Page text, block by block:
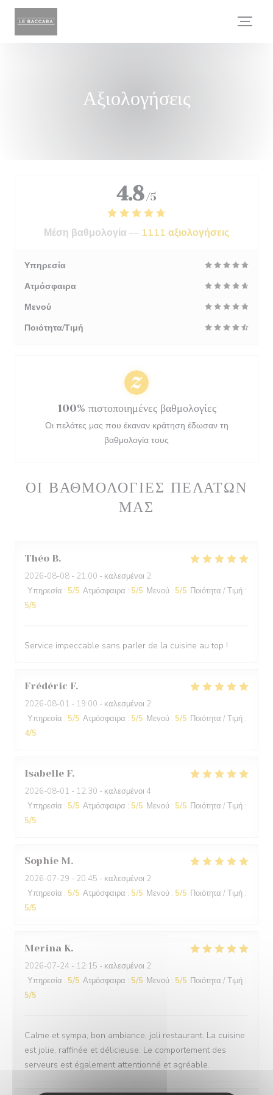
Πίνακας διαχείρισης "Μπισκότων" (Cookies)
Αξιολογήσεις
ΟΙ ΒΑΘΜΟΛΟΓΊΕΣ ΠΕΛΑΤΏΝ
ΜΑΣ
Théo B
2026-08-08 - 21:00 - καλεσμένοι 2
Υπηρεσία : 5/5 Ατμόσφαιρα : 5/5 Μενού : 5/5 Ποιότητα / Τιμή :
5/5
Service impeccable sans parler de la cuisine au top !
Frédéric F
2026-08-01 - 19:00 - καλεσμένοι 2
Υπηρεσία : 5/5 Ατμόσφαιρα : 5/5 Μενού : 5/5 Ποιότητα / Τιμή :
4/5
Isabelle F
2026-08-01 - 12:30 - καλεσμένοι 4
Υπηρεσία : 5/5 Ατμόσφαιρα : 5/5 Μενού : 5/5 Ποιότητα / Τιμή :
5/5
Sophie M
2026-07-29 - 20:45 - καλεσμένοι 2
Υπηρεσία : 5/5 Ατμόσφαιρα : 5/5 Μενού : 5/5 Ποιότητα / Τιμή :
5/5
Merina K
2026-07-24 - 12:15 - καλεσμένοι 2
Υπηρεσία : 5/5 Ατμόσφαιρα : 5/5 Μενού : 5/5 Ποιότητα / Τιμή :
5/5
Calme et sympa, bon ambiance, joli restaurant. La cuisine
est jolie, raffinée et délicieuse. Le comportement des
serveurs est également attentionné et agréable.
4.8 /5
Μέση βαθμολογία — 1111 αξιολογήσεις
Υπηρεσία
Ατμόσφαιρα
Μενού
Ποιότητα/Τιμή
100% πιστοποιημένες βαθμολογίες
Οι πελάτες μας που έκαναν κράτηση έδωσαν τη
βαθμολογία τους